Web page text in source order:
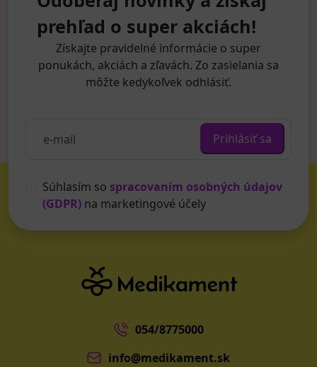
prehľad o super akciách!
Získajte pravidelné informácie o super
ponukách, akciách a zľavách. Zo zasielania sa
môžte kedykoľvek odhlásiť.
Prihlásiť sa
Súhlasím so spracovaním osobných údajov
(GDPR) na marketingové účely
054/8775000
info@medikament.sk